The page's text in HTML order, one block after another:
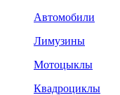
Автомобили
Лимузины
Мотоцыклы
Квадроциклы